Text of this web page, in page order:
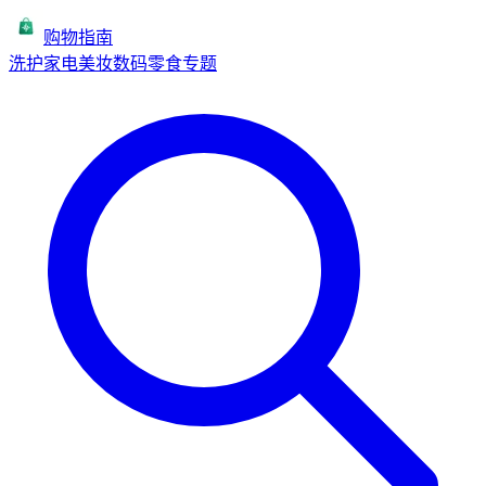
购物指南
洗护家电美妆数码零食专题